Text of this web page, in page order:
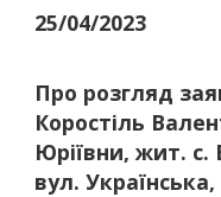
25/04/2023
Про розгляд
Коростіль
Юріївни, жит. с.
вул. Українська,